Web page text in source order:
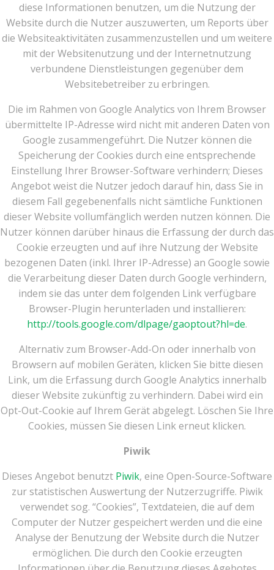
diese Informationen benutzen, um die Nutzung der
Website durch die Nutzer auszuwerten, um Reports über
die Websiteaktivitäten zusammenzustellen und um weitere
mit der Websitenutzung und der Internetnutzung
verbundene Dienstleistungen gegenüber dem
Websitebetreiber zu erbringen.
Die im Rahmen von Google Analytics von Ihrem Browser
übermittelte IP-Adresse wird nicht mit anderen Daten von
Google zusammengeführt. Die Nutzer können die
Speicherung der Cookies durch eine entsprechende
Einstellung Ihrer Browser-Software verhindern; Dieses
Angebot weist die Nutzer jedoch darauf hin, dass Sie in
diesem Fall gegebenenfalls nicht sämtliche Funktionen
dieser Website vollumfänglich werden nutzen können. Die
Nutzer können darüber hinaus die Erfassung der durch das
Cookie erzeugten und auf ihre Nutzung der Website
bezogenen Daten (inkl. Ihrer IP-Adresse) an Google sowie
die Verarbeitung dieser Daten durch Google verhindern,
indem sie das unter dem folgenden Link verfügbare
Browser-Plugin herunterladen und installieren:
http://tools.google.com/dlpage/gaoptout?hl=de.
Alternativ zum Browser-Add-On oder innerhalb von
Browsern auf mobilen Geräten, klicken Sie bitte diesen
Link, um die Erfassung durch Google Analytics innerhalb
dieser Website zukünftig zu verhindern. Dabei wird ein
Opt-Out-Cookie auf Ihrem Gerät abgelegt. Löschen Sie Ihre
Cookies, müssen Sie diesen Link erneut klicken.
Piwik
Dieses Angebot benutzt Piwik, eine Open-Source-Software
zur statistischen Auswertung der Nutzerzugriffe. Piwik
verwendet sog. “Cookies”, Textdateien, die auf dem
Computer der Nutzer gespeichert werden und die eine
Analyse der Benutzung der Website durch die Nutzer
ermöglichen. Die durch den Cookie erzeugten